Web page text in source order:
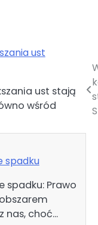
ust
ust stają
wśród
spadku
spadku: Prawo
nas, choć…